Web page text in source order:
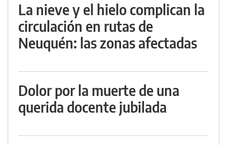
La nieve y el hielo complican la
circulación en rutas de
Neuquén: las zonas afectadas
Dolor por la muerte de una
querida docente jubilada